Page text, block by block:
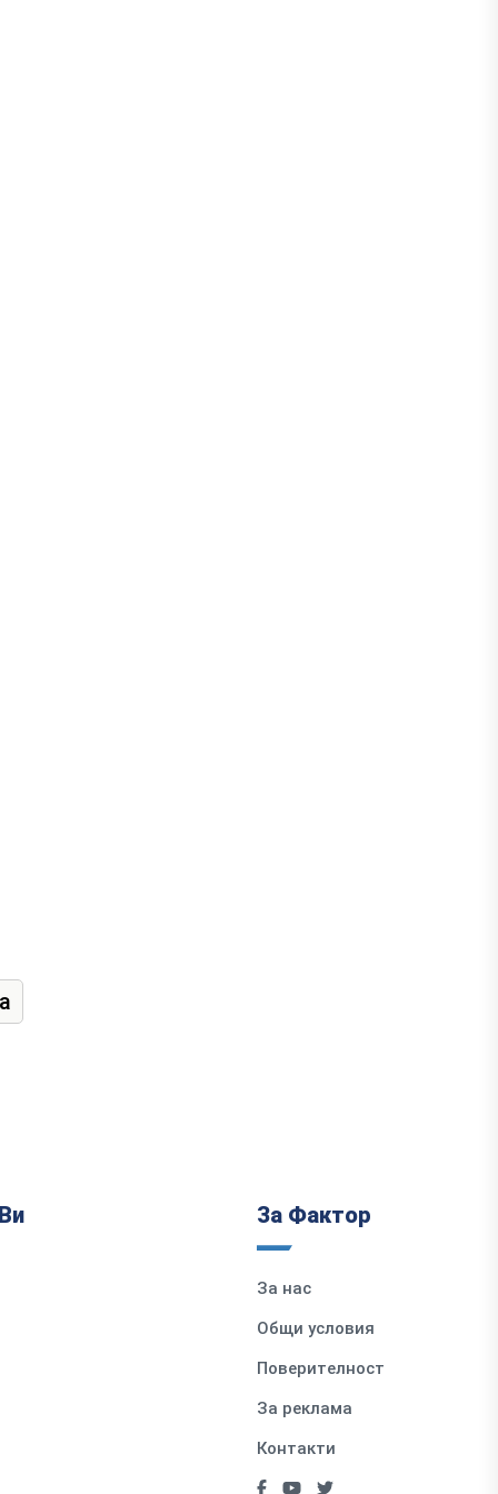
За Фактор
За нас
Общи условия
Поверителност
За реклама
Контакти